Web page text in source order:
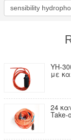
YH-
με
24
Take-